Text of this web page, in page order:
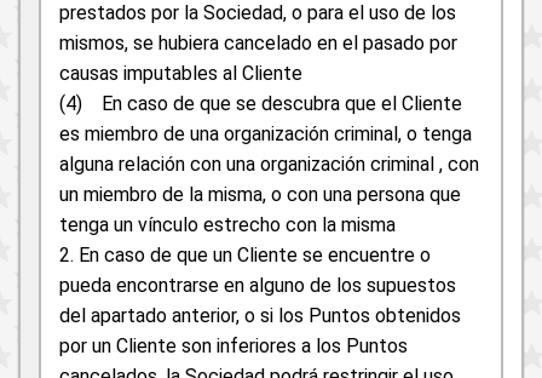
prestados por la Sociedad, o para el uso de los
mismos, se hubiera cancelado en el pasado por
causas imputables al Cliente
(4) En caso de que se descubra que el Cliente
es miembro de una organización criminal, o tenga
alguna relación con una organización criminal , con
un miembro de la misma, o con una persona que
tenga un vínculo estrecho con la misma
2. En caso de que un Cliente se encuentre o
pueda encontrarse en alguno de los supuestos
del apartado anterior, o si los Puntos obtenidos
por un Cliente son inferiores a los Puntos